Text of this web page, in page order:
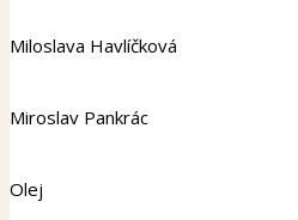
Miloslava Havlíčková
Miroslav Pankrác
Olej